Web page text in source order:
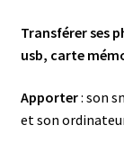
Transférer ses
usb, carte
Apporter: son
et son